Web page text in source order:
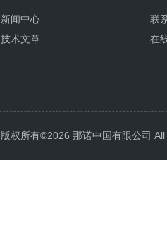
新闻中心
技术文章
联
在
版权所有©2026 那诺中国有限公司